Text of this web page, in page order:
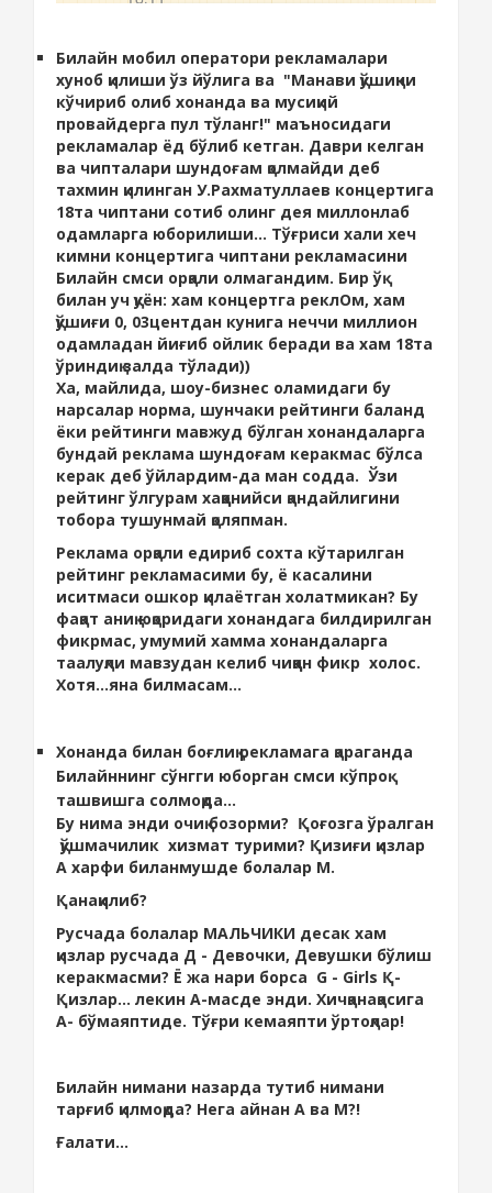
Билайн мобил оператори рекламалари
хуноб қилиши ўз йўлига ва "Манави қўшиқни
кўчириб олиб хонанда ва мусиқий
провайдерга пул тўланг!" маъносидаги
рекламалар ёд бўлиб кетган. Даври келган
ва чипталари шундоғам қолмайди деб
тахмин қилинган У.Рахматуллаев концертига
18та чиптани сотиб олинг дея миллонлаб
одамларга юборилиши... Тўғриси хали хеч
кимни концертига чиптани рекламасини
Билайн смси орқали олмагандим. Бир ўқ
билан уч қуён: хам концертга реклОм, хам
қўшиғи 0, 03центдан кунига неччи миллион
одамладан йиғиб ойлик беради ва хам 18та
ўриндиқ залда тўлади))
Ха, майлида, шоу-бизнес оламидаги бу
нарсалар норма, шунчаки рейтинги баланд
ёки рейтинги мавжуд бўлган хонандаларга
бундай реклама шундоғам керакмас бўлса
керак деб ўйлардим-да ман содда. Ўзи
рейтинг ўлгурам хаққонийси қандайлигини
тобора тушунмай қоляпман.
Реклама орқали едириб сохта кўтарилган
рейтинг рекламасими бу, ё касалини
иситмаси ошкор қилаётган холатмикан? Бу
фақат аниқ юқоридаги хонандага билдирилган
фикрмас, умумий хамма хонандаларга
таалуқли мавзудан келиб чиққан фикр холос.
Хотя...яна билмасам...
Хонанда билан боғлиқ рекламага қараганда
Билайннинг сўнгги юборган смси кўпроқ
ташвишга солмоқда...
Бу нима энди очиқ бозорми? Қоғозга ўралган
қўшмачилик хизмат турими? Қизиғи қизлар
А харфи биланмушде болалар М.
Қанаққилиб?
Русчада болалар МАЛЬЧИКИ десак хам
қизлар русчада Д - Девочки, Девушки бўлиш
керакмасми? Ё жа нари борса G - Girls Қ-
Қизлар... лекин А-масде энди. Хичқанақасига
А- бўмаяптиде. Тўғри кемаяпти ўртоқлар!
Билайн нимани назарда тутиб нимани
тарғиб қилмоқда? Нега айнан А ва М?!
Ғалати...